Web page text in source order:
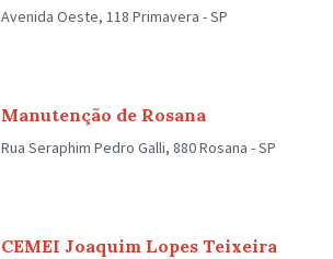
Avenida Oeste, 118 Primavera - SP
Manutenção de Rosana
Rua Seraphim Pedro Galli, 880 Rosana - SP
CEMEI Joaquim Lopes Teixeira